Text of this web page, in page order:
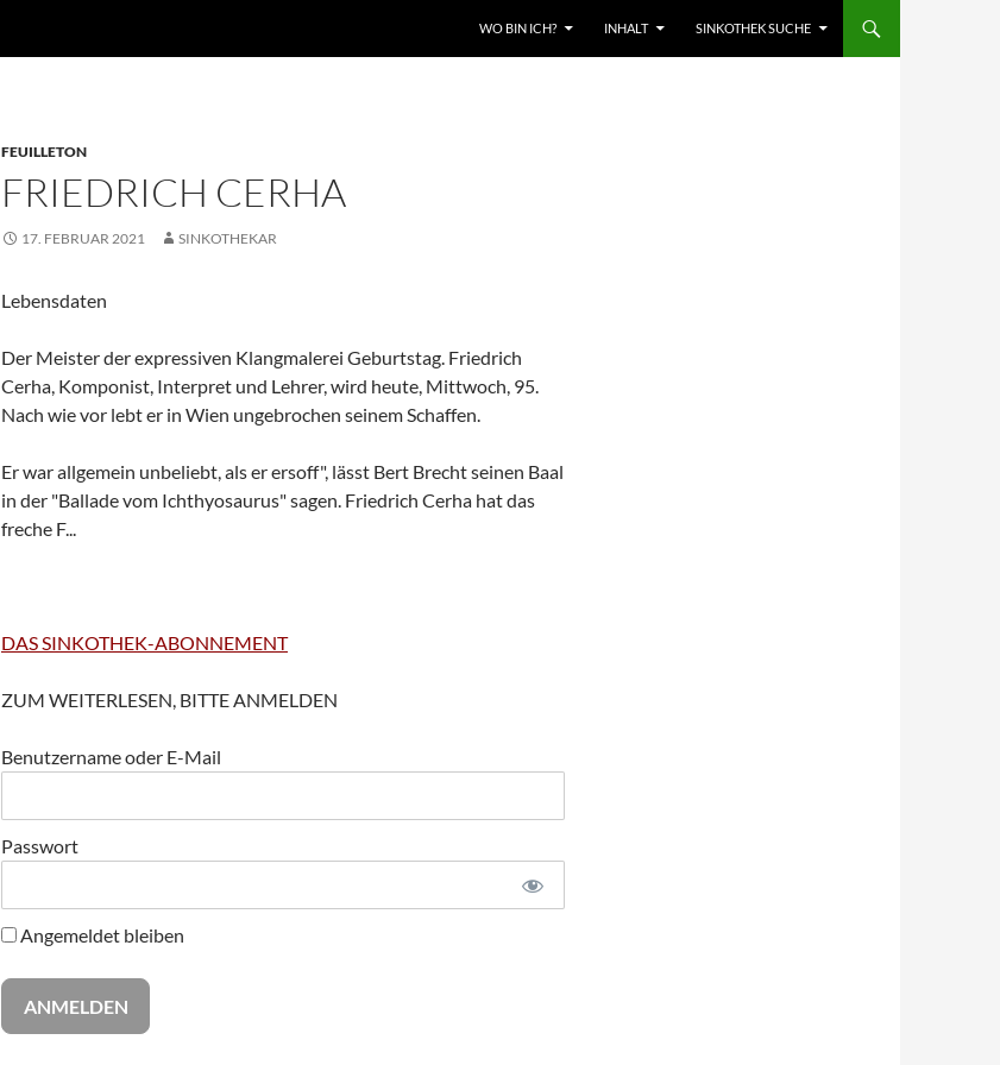
WO BIN ICH? INHALT SINKOTHEK SUCHE
FEUILLETON
FRIEDRICH CERHA
17. FEBRUAR 2021 SINKOTHEKAR
Lebensdaten
Der Meister der expressiven Klangmalerei Geburtstag. Friedrich
Cerha, Komponist, Interpret und Lehrer, wird heute, Mittwoch, 95.
Nach wie vor lebt er in Wien ungebrochen seinem Schaffen.
Er war allgemein unbeliebt, als er ersoff", lässt Bert Brecht seinen Baal
in der "Ballade vom Ichthyosaurus" sagen. Friedrich Cerha hat das
freche F...
DAS SINKOTHEK-ABONNEMENT
ZUM WEITERLESEN, BITTE ANMELDEN
Benutzername oder E-Mail
Passwort
Angemeldet bleiben